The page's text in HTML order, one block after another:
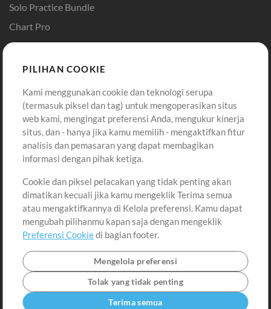
Solo Practice Bundle
Chart Pro
Template ProPresenter
Sound
Pembelian
Beli Kredit
Konten Gratis
Permintaan Lagu
Lain-lain
Sesi
Kirimkan musik kamu
Playlist
MT Conference
Akun
Masuk
Daftar
Lihat Keranjang
PILIHAN COOKIE
Kami menggunakan cookie dan teknologi serupa
(termasuk piksel dan tag) untuk mengoperasikan situs
web kami, mengingat preferensi Anda, mengukur kinerja
situs, dan - hanya jika kamu memilih - mengaktifkan fitur
analisis dan pemasaran yang dapat membagikan
informasi dengan pihak ketiga.
Cookie dan piksel pelacakan yang tidak penting akan
dimatikan kecuali jika kamu mengeklik Terima semua
atau mengaktifkannya di Kelola preferensi. Kamu dapat
mengubah pilihanmu kapan saja dengan mengeklik
Preferensi Cookiedi bagian footer.
Mengelola preferensi
Tolak yang tidak penting
Terima semua